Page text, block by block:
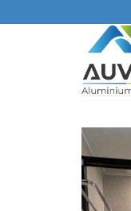
to